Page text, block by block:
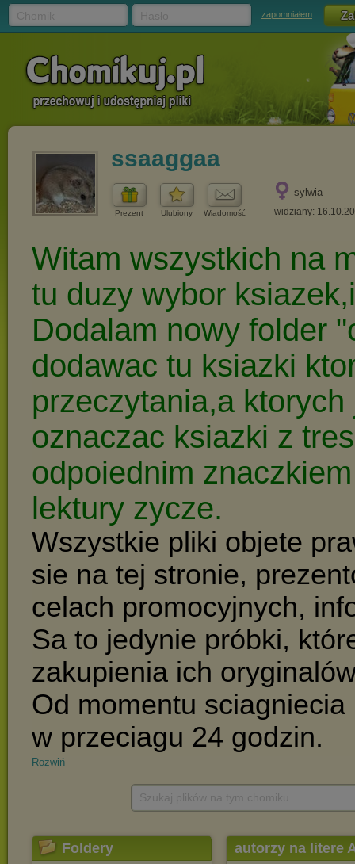
zapomniałem
ssaaggaa
Prezent Ulubiony Wiadomość
sylwia
widziany:
Rozwiń
Foldery autorzy na litere